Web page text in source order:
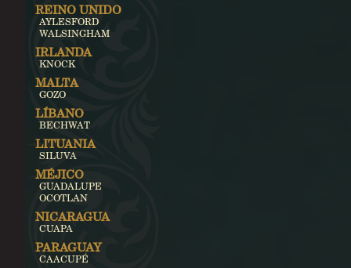
REINO UNIDO
AYLESFORD
WALSINGHAM
IRLANDA
KNOCK
MALTA
GOZO
LÍBANO
BECHWAT
LITUANIA
SILUVA
MÉJICO
GUADALUPE
OCOTLAN
NICARAGUA
CUAPA
PARAGUAY
CAACUPÉ